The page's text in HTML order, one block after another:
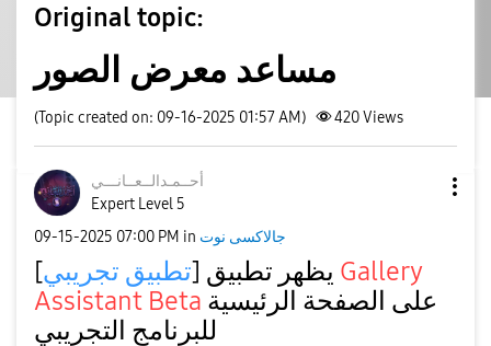
Original topic:
مساعد معرض الصور
(Topic created on: 09-16-2025 01:57 AM) 420Views
أحــمـدالــعــانـــي
Expert Level 5
‎09-15-2025 07:00 PM in جالاكسى نوت
[تطبيق تجريبي
Gallery
Assistant Beta على الصفحة الرئيسية
للبرنامج التجريبي